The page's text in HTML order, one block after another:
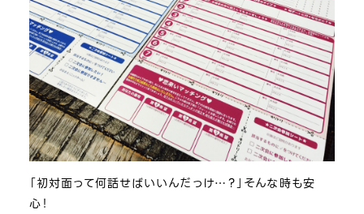
「初対面って何話せばいいんだっけ…？」そんな時も安
心！